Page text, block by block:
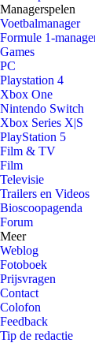
Managerspelen
Voetbalmanager
Formule 1-
Games
PC
Playstation 4
Xbox One
Nintendo Switch
Xbox Series X|S
PlayStation 5
Film & TV
Film
Televisie
Trailers en Videos
Bioscoopagenda
Forum
Meer
Weblog
Fotoboek
Prijsvragen
Contact
Colofon
Feedback
Tip de redactie